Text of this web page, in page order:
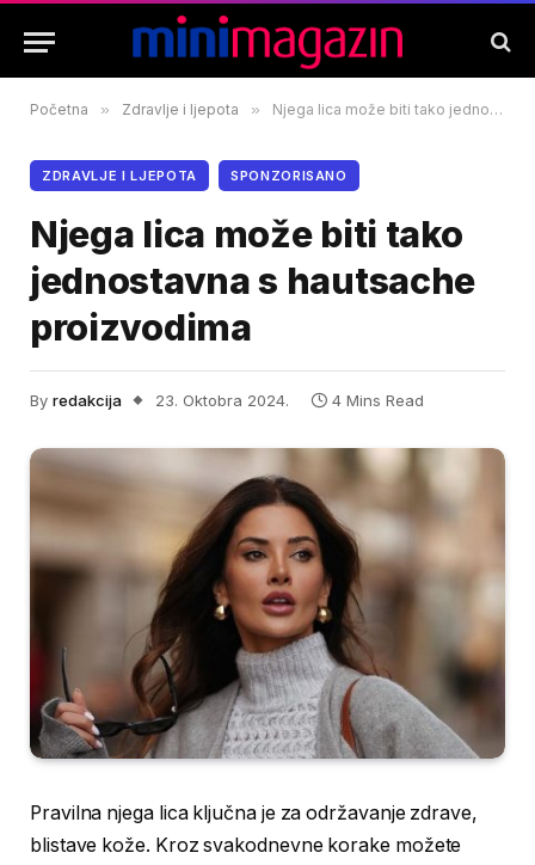
Početna » Zdravlje i ljepota » Njega lica može biti tako jednostavna s hautsache proizvodima
ZDRAVLJE I LJEPOTA SPONZORISANO
Njega lica može biti tako
jednostavna s hautsache
proizvodima
By redakcija 23. Oktobra 2024. 4 Mins Read
Pravilna njega lica ključna je za održavanje zdrave,
blistave kože. Kroz svakodnevne korake možete